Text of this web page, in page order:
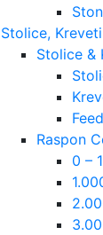
Stolice,
Stolice &
Raspon
0 –